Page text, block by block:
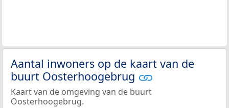
Aantal inwoners op de kaart van de
buurt Oosterhoogebrug
Kaart van de omgeving van de buurt
Oosterhoogebrug.